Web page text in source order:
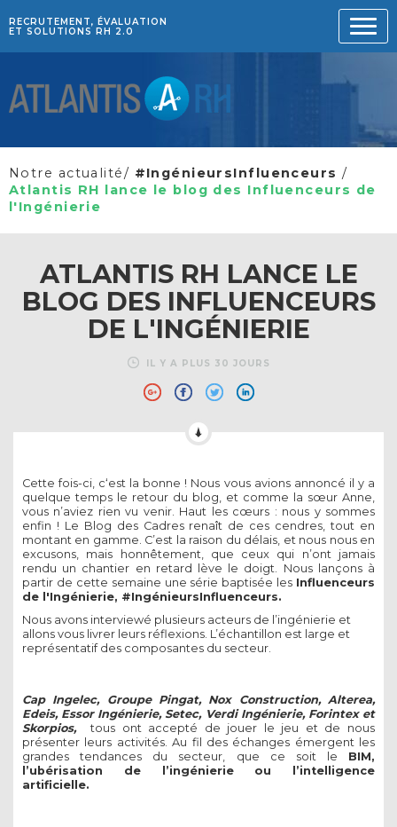
RECRUTEMENT, ÉVALUATION
ET SOLUTIONS RH 2.0
Notre actualité/ #IngénieursInfluenceurs /
Atlantis RH lance le blog des Influenceurs de
l'Ingénierie
ATLANTIS RH LANCE LE
BLOG DES INFLUENCEURS
DE L'INGÉNIERIE
IL Y A PLUS 30 JOURS
Cette fois-ci, c‘est la bonne ! Nous vous avions annoncé il y a
quelque temps le retour du blog, et comme la sœur Anne,
vous n’aviez rien vu venir. Haut les cœurs : nous y sommes
enfin ! Le Blog des Cadres renaît de ces cendres, tout en
montant en gamme. C’est la raison du délais, et nous nous en
excusons, mais honnêtement, que ceux qui n’ont jamais
rendu un chantier en retard lève le doigt. Nous lançons à
partir de cette semaine une série baptisée les Influenceurs
de l'Ingénierie, #IngénieursInfluenceurs.
Nous avons interviewé plusieurs acteurs de l’ingénierie et
allons vous livrer leurs réflexions. L’échantillon est large et
représentatif des composantes du secteur.
Cap Ingelec, Groupe Pingat, Nox Construction, Alterea,
Edeis, Essor Ingénierie, Setec, Verdi Ingénierie, Forintex et
Skorpios,
tous ont accepté de jouer le jeu et de nous
présenter leurs activités. Au fil des échanges émergent les
grandes tendances du secteur, que ce soit le BIM,
l’ubérisation de l’ingénierie ou l’intelligence
artificielle.